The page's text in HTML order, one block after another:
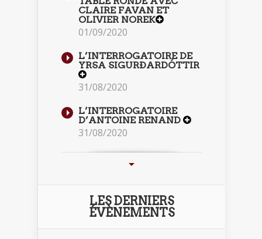
CLAIRE FAVAN ET
OLIVIER NOREK
01/09/2020
L’INTERROGATOIRE DE
YRSA SIGURÐARDÓTTIR
31/08/2020
L’INTERROGATOIRE
D’ANTOINE RENAND
31/08/2020
LES DERNIERS
ÉVÈNEMENTS